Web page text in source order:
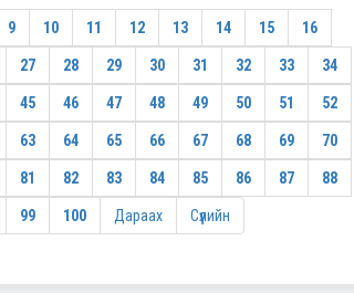
9 10 11 12 13 14 15 16
27 28 29 30 31 32 33 34
45 46 47 48 49 50 51 52
63 64 65 66 67 68 69 70
81 82 83 84 85 86 87 88
99 100 Дараах Сүүлийн